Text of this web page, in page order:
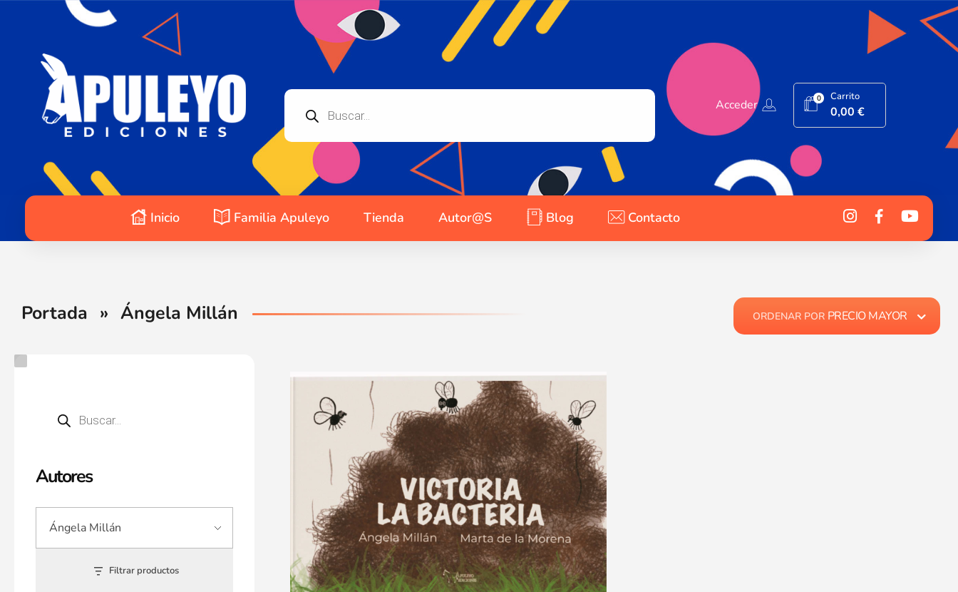
Acceder 0 Carrito
0,00€
Inicio Familia Apuleyo Tienda Autor@s Blog Contacto
Portada » Ángela Millán
Autores
Filtrar productos
ORDENAR POR PRECIO MAYOR